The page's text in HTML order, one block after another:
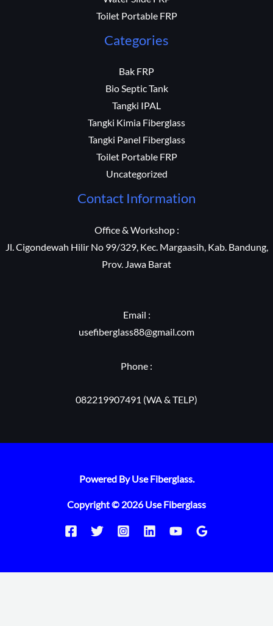
Toilet Portable FRP
Categories
Bak FRP
Bio Septic Tank
Tangki IPAL
Tangki Kimia Fiberglass
Tangki Panel Fiberglass
Toilet Portable FRP
Uncategorized
Contact Information
Office & Workshop :
Jl. Cigondewah Hilir No 99/329, Kec. Margaasih, Kab. Bandung,
Prov. Jawa Barat
Email :
usefiberglass88@gmail.com
Phone :
082219907491 (WA & TELP)
Powered By Use Fiberglass.
Copyright © 2026 Use Fiberglass